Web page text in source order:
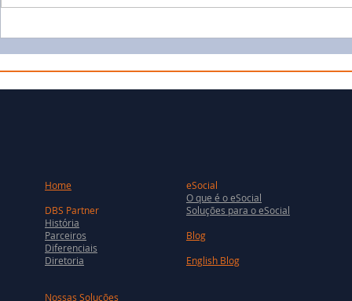
Home
DBS Partner
História
Parceiros
Diferenciais
Diretoria
eSocial
O que é o eSocial
Soluções para o eSocial
Blog
English Blog
Nossas Soluções